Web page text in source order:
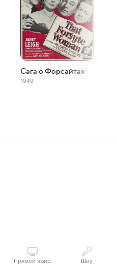
Сага о Форсайтах
1949
Прямой эфир Шоу